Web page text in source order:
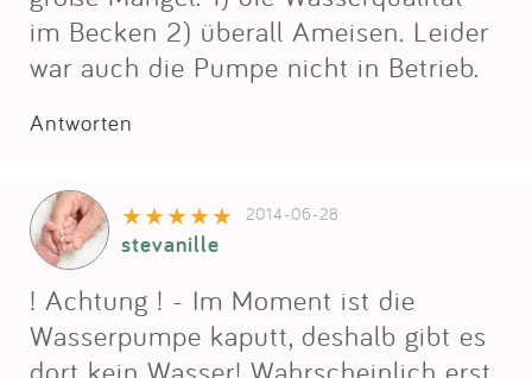
im Becken 2) überall Ameisen. Leider
war auch die Pumpe nicht in Betrieb.
Antworten
2014-06-28
stevanille
! Achtung ! - Im Moment ist die
Wasserpumpe kaputt, deshalb gibt es
dort kein Wasser! Wahrscheinlich erst